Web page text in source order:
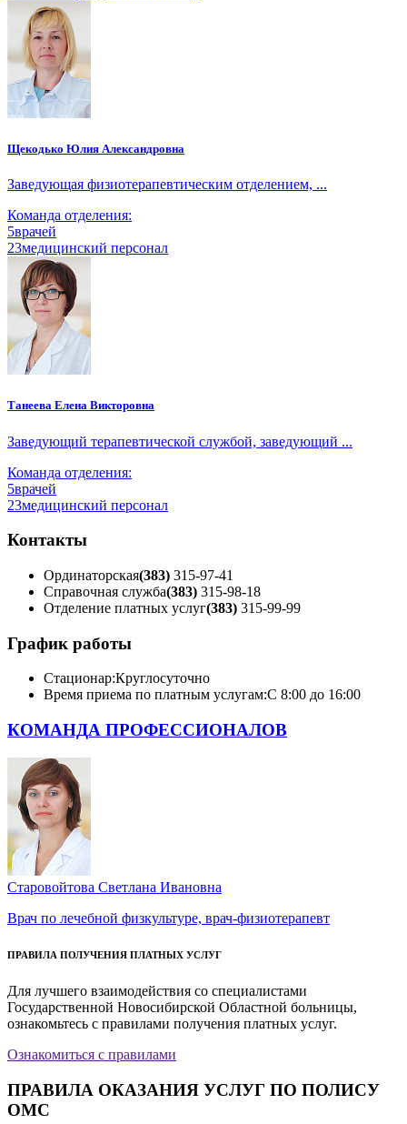
Щекодько Юлия Александровна
Заведующая физиотерапевтическим отделением, ...
Команда отделения:
5врачей
23медицинский персонал
Танеева Елена Викторовна
Заведующий терапевтической службой, заведующий ...
Команда отделения:
5врачей
23медицинский персонал
Контакты
Ординаторская(383) 315-97-41
Справочная служба(383) 315-98-18
Отделение платных услуг(383) 315-99-99
График работы
Стационар:Круглосуточно
Время приема по платным услугам:С 8:00 до 16:00
КОМАНДА ПРОФЕССИОНАЛОВ
Старовойтова Светлана Ивановна
Врач по лечебной физкультуре, врач-физиотерапевт
ПРАВИЛА ПОЛУЧЕНИЯ ПЛАТНЫХ УСЛУГ
Для лучшего взаимодействия со специалистами
Государственной Новосибирской Областной больницы,
ознакомьтесь с правилами получения платных услуг.
Ознакомиться с правилами
ПРАВИЛА ОКАЗАНИЯ УСЛУГ ПО ПОЛИСУ
ОМС